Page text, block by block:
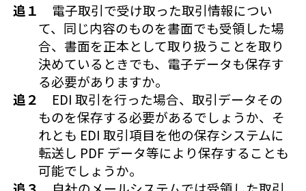
追１
電子取引で受け取った取引情報につい
て、同じ内容のものを書面でも受領した場
合、書面を正本として取り扱うことを取り
決めているときでも、電子データも保存す
る必要がありますか。
追２
EDI 取引を行った場合、取引データその
ものを保存する必要があるでしょうか、そ
れとも EDI 取引項目を他の保存システムに
転送し PDF データ等により保存することも
可能でしょうか。